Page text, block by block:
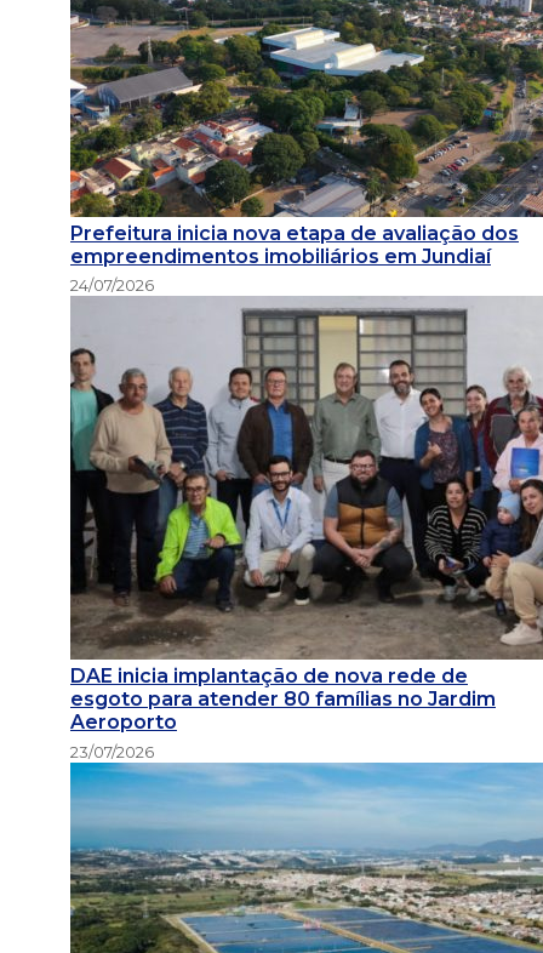
Prefeitura inicia nova etapa de avaliação dos
empreendimentos imobiliários em Jundiaí
24/07/2026
DAE inicia implantação de nova rede de
esgoto para atender 80 famílias no Jardim
Aeroporto
23/07/2026